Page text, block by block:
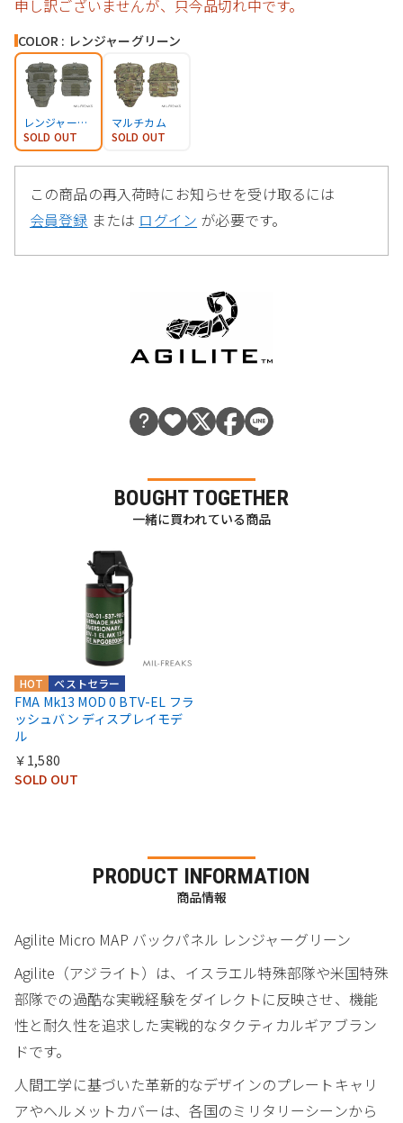
申し訳ございませんが、只今品切れ中です。
COLOR : レンジャーグリーン
レンジャーグリーン
SOLD OUT
マルチカム
SOLD OUT
この商品の再入荷時にお知らせを受け取るには
会員登録 または ログイン が必要です。
BOUGHT TOGETHER
一緒に買われている商品
ベストセラー
HOT
FMA Mk13 MOD 0 BTV-EL フラ
ッシュバン ディスプレイモデ
ル
￥1,580
SOLD OUT
PRODUCT INFORMATION
商品情報
Agilite Micro MAP バックパネル レンジャーグリーン
Agilite（アジライト）は、イスラエル特殊部隊や米国特殊
部隊での過酷な実戦経験をダイレクトに反映させ、機能
性と耐久性を追求した実戦的なタクティカルギアブラン
ドです。
人間工学に基づいた革新的なデザインのプレートキャリ
アやヘルメットカバーは、各国のミリタリーシーンから